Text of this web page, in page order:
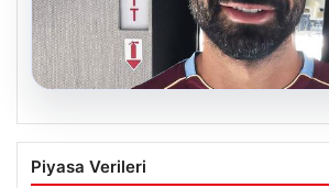
Trabzonspor’un Yeni Yıldızı
İstanbul’a Ayak Bastı
Piyasa Verileri